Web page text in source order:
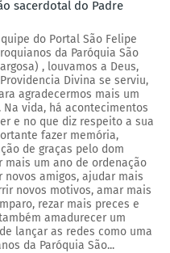
sacerdotal do Padre
do Portal São Felipe
da Paróquia São
, louvamos a Deus,
Divina se serviu,
agradecermos mais um
vida, há acontecimentos
e no que diz respeito a sua
fazer memória,
de graças pelo dom
mais um ano de ordenação
amigos, ajudar mais
novos motivos, amar mais
rezar mais preces e
amadurecer um
lançar as redes como uma
da Paróquia São...